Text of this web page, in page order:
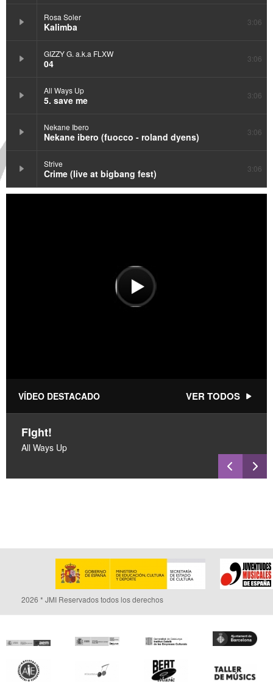
Rosa Soler
Kalimba 3:06
GIZZY G. a.k.a FLXW
04 3:06
All Ways Up
5. save me 3:06
Nekane Ibero
Nekane ibero (fuocco - roland dyens) 3:06
Strive
Crime (live at bigbang fest) 3:06
VÍDEO DESTACADO VER TODOS
FIght!
All Ways Up
2026 * JMI Reservados todos los derechos